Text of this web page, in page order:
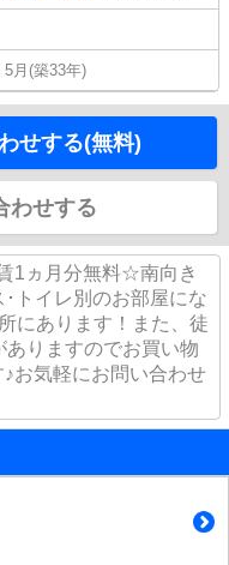
5月(築33年)
せする(無料)
わせする
1ヵ月分無料☆南向き
トイレ別のお部屋にな
にあります！また、徒
りますのでお買い物
お気軽にお問い合わせ